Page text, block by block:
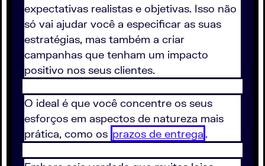
expectativas realistas e objetivas. Isso não
só vai ajudar você a especificar as suas
estratégias, mas também a criar
campanhas que tenham um impacto
positivo nos seus clientes.
O ideal é que você concentre os seus
esforços em aspectos de natureza mais
prática, como os prazos de entrega .